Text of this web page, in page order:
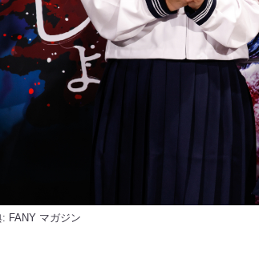
: FANY マガジン